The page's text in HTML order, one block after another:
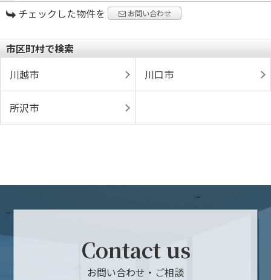
チェックした物件を お問い合わせ
市区町村で検索
川越市
川口市
所沢市
Contact us
お問い合わせ・ご相談